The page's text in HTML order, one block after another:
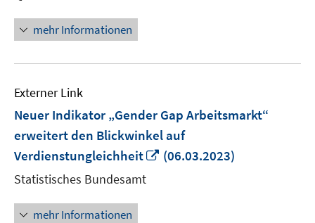
mehr Informationen
Externer Link
Neuer Indikator „Gender Gap Arbeitsmarkt“
erweitert den Blickwinkel auf
Verdienstungleichheit
In
(06.03.2023)
Statistisches Bundesamt
mehr Informationen